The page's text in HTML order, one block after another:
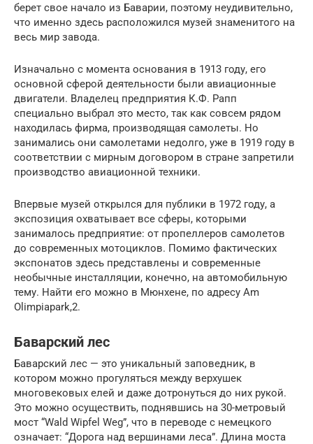
берет свое начало из Баварии, поэтому неудивительно,
что именно здесь расположился музей знаменитого на
весь мир завода.
Изначально с момента основания в 1913 году, его
основной сферой деятельности были авиационные
двигатели. Владелец предприятия К.Ф. Рапп
специально выбрал это место, так как совсем рядом
находилась фирма, производящая самолеты. Но
занимались они самолетами недолго, уже в 1919 году в
соответствии с мирным договором в стране запретили
производство авиационной техники.
Впервые музей открылся для публики в 1972 году, а
экспозиция охватывает все сферы, которыми
занималось предприятие: от пропеллеров самолетов
до современных мотоциклов. Помимо фактических
экспонатов здесь представлены и современные
необычные инсталляции, конечно, на автомобильную
тему. Найти его можно в Мюнхене, по адресу Am
Olimpiapark,2.
Баварский лес
Баварский лес — это уникальный заповедник, в
котором можно прогуляться между верхушек
многовековых елей и даже дотронуться до них рукой.
Это можно осуществить, поднявшись на 30-метровый
мост “Wald Wipfel Weg”, что в переводе с немецкого
означает: “Дорога над вершинами леса”. Длина моста